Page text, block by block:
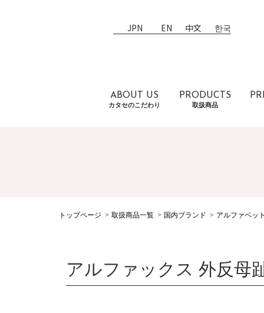
JPN EN 中文 한국
ABOUT US
カタセのこだわり
PRODUCTS
取扱商品
トップページ 取扱商品一覧 国内ブランド アルファベッ
アルファックス 外反母